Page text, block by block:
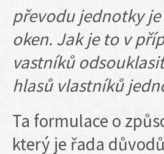
převodu jednotky
oken. Jak je to v
vastníků
hlasů vlastníků
Ta formulace o
který je řada